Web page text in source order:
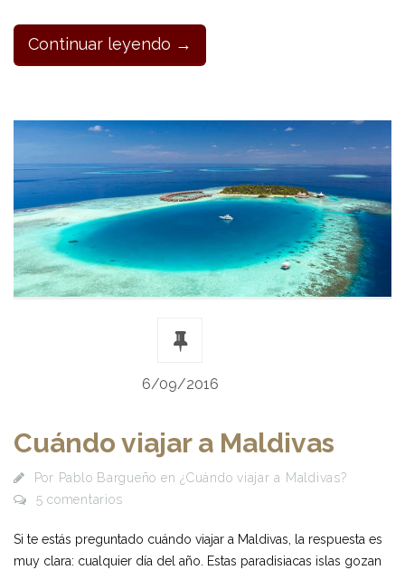
Continuar leyendo →
6/09/2016
Cuándo viajar a Maldivas
Por Pablo Bargueño en ¿Cuándo viajar a Maldivas?
5 comentarios
Si te estás preguntado cuándo viajar a Maldivas, la respuesta es
muy clara: cualquier día del año. Estas paradisiacas islas gozan